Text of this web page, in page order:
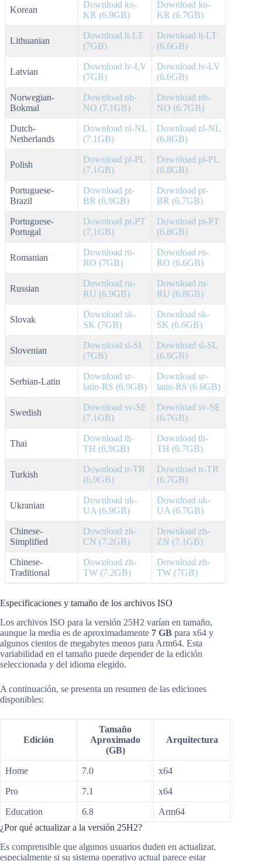
Korean
Download ko-
KR (6.9GB)
Download ko-
KR (6.7GB)
Lithuanian
Download lt-LT
(7GB)
Download lt-LT
(6.6GB)
Latvian
Download lv-LV
(7GB)
Download lv-LV
(6.6GB)
Norwegian-
Bokmal
Download nb-
NO (7.1GB)
Download nb-
NO (6.7GB)
Dutch-
Netherlands
Download nl-NL
(7.1GB)
Download nl-NL
(6.8GB)
Polish
Download pl-PL
(7.1GB)
Download pl-PL
(6.8GB)
Portuguese-
Brazil
Download pt-
BR (6.9GB)
Download pt-
BR (6.7GB)
Portuguese-
Portugal
Download pt-PT
(7.1GB)
Download pt-PT
(6.8GB)
Romanian
Download ro-
RO (7GB)
Download ro-
RO (6.6GB)
Russian
Download ru-
RU (6.9GB)
Download ru-
RU (6.8GB)
Slovak
Download sk-
SK (7GB)
Download sk-
SK (6.6GB)
Slovenian
Download sl-SI
(7GB)
Download sl-SL
(6.6GB)
Serbian-Latin
Download sr-
latin-RS (6.9GB)
Download sr-
latin-RS (6.6GB)
Swedish
Download sv-SE
(7.1GB)
Download sv-SE
(6.7GB)
Thai
Download th-
TH (6.9GB)
Download th-
TH (6.7GB)
Turkish
Download tr-TR
(6.9GB)
Download tr-TR
(6.7GB)
Ukranian
Download uk-
UA (6.9GB)
Download uk-
UA (6.7GB)
Chinese-
Simplified
Download zh-
CN (7.2GB)
Download zh-
ZN (7.1GB)
Chinese-
Traditional
Download zh-
TW (7.2GB)
Download zh-
TW (7GB)
Especificaciones y tamaño de los archivos ISO
Los archivos ISO para la versión 25H2 varían en tamaño,
aunque la media es de aproximadamente 7 GB para x64 y
algunos cientos de megabytes menos para Arm64. Esta
variabilidad en el tamaño puede depender de la edición
seleccionada y del idioma elegido.
A continuación, se presenta un resumen de las ediciones
disponibles:
Edición
Tamaño
Aproximado
(GB)
Arquitectura
Home 7.0 x64
Pro 7.1 x64
Education 6.8
Arm64
¿Por qué actualizar a la versión 25H2?
Es comprensible que algunos usuarios duden en actualizar,
especialmente si su sistema operativo actual parece estar